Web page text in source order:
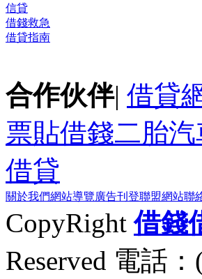
信貸
借錢救急
借貸指南
合作伙伴| 借貸
票貼借錢二胎汽
借貸
關於我們網站導覽廣告刊登聯盟網站聯
CopyRight借錢
Reserved 電話